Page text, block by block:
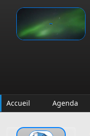
Accueil Agenda